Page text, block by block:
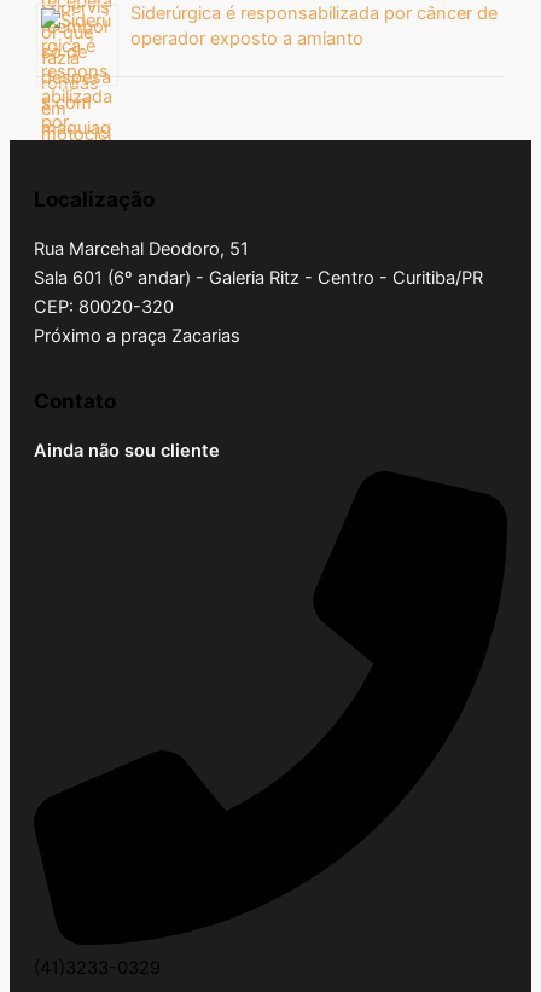
Siderúrgica é responsabilizada por câncer de
operador exposto a amianto
Localização
Rua Marcehal Deodoro, 51
Sala 601 (6º andar) - Galeria Ritz - Centro - Curitiba/PR
CEP: 80020-320
Próximo a praça Zacarias
Contato
Ainda não sou cliente
(41)3233-0329